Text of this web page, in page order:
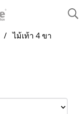
ไม้เท้า 4 ขา